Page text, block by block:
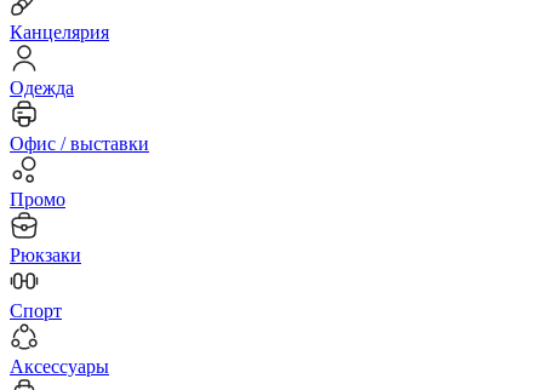
Канцелярия
Одежда
Офис / выставки
Промо
Рюкзаки
Спорт
Аксессуары